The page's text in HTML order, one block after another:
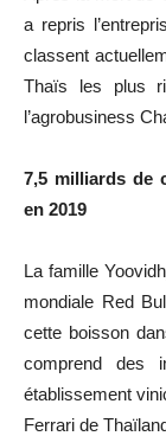
a repris
classent
Thaïs les plus
l’agrobusiness
7,5 milliards de
en 2019
La famille
mondiale Red
cette boisson
comprend des
établissement
Ferrari de